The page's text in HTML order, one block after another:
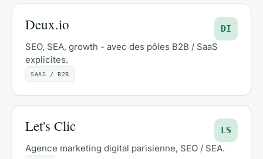
Deux.io DI
SEO, SEA, growth - avec des pôles B2B / SaaS
explicites.
SAAS / B2B
Let's Clic LS
Agence marketing digital parisienne, SEO / SEA.